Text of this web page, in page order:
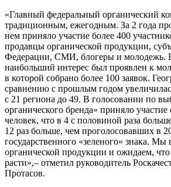
«Главный федеральный органический
традиционным, ежегодным. За 2 года
нем приняло участие более 400
продавцы органической продукции,
Федерации, СМИ, блогеры и молодежь.
наибольший интерес был проявлен к
в которой собрано более 100 заявок.
сравнению с прошлым годом
с 21 региона до 49. В голосовании по
органического бренда» приняло
человек, что в 4 с половиной раза
12 раз больше, чем проголосовавших в
государственного «зеленого» знака. Мы
органической продукции и ожидаем,
расти»,– отметил руководитель
Протасов.